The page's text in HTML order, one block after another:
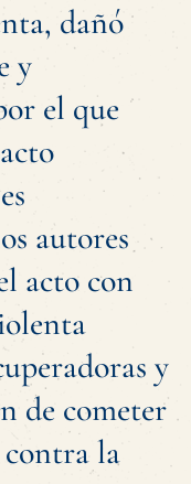
dañó
y
el que
autores
acto con
y
de cometer
contra la